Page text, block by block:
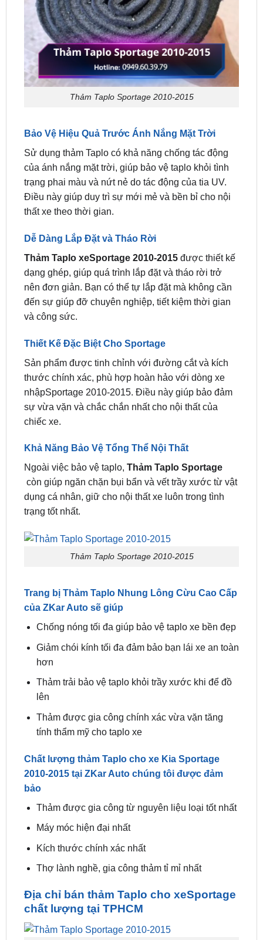
Thảm Taplo Sportage 2010-2015
Bảo Vệ Hiệu Quả Trước Ánh Nắng Mặt Trời
của ánh nắng mặt trời, giúp bảo vệ taplo khỏi tình
trạng phai màu và nứt nẻ do tác động của tia UV.
Điều này giúp duy trì sự mới mẻ và bền bỉ cho nội
thất xe theo thời gian.
Dễ Dàng Lắp Đặt và Tháo Rời
dạng ghép, giúp quá trình lắp đặt và tháo rời trở
nên đơn giản. Bạn có thể tự lắp đặt mà không cần
đến sự giúp đỡ chuyên nghiệp, tiết kiệm thời gian
và công sức.
Thiết Kế Đặc Biệt Cho Sportage
thước chính xác, phù hợp hoàn hảo với dòng xe
nhậpSportage 2010-2015. Điều này giúp bảo đảm
sự vừa vặn và chắc chắn nhất cho nội thất của
chiếc xe.
Khả Năng Bảo Vệ Tổng Thể Nội Thất
còn giúp ngăn chặn bụi bẩn và vết trầy xước từ vật
dụng cá nhân, giữ cho nội thất xe luôn trong tình
trạng tốt nhất.
Trang bị Thảm Taplo Nhung Lông Cừu Cao Cấp
Chống nóng tối đa giúp bảo vệ taplo xe bền đẹp
hơn
Thảm trải bảo vệ taplo khỏi trầy xước khi để đồ
lên
Thảm được gia công chính xác vừa vặn tăng
tính thẩm mỹ cho taplo xe
Chất lượng thảm Taplo cho xe Kia Sportage
bảo
Thảm được gia công từ nguyên liệu loại tốt nhất
Địa chỉ bán thảm Taplo cho xeSportage
Thảm Taplo Sportage 2010-2015